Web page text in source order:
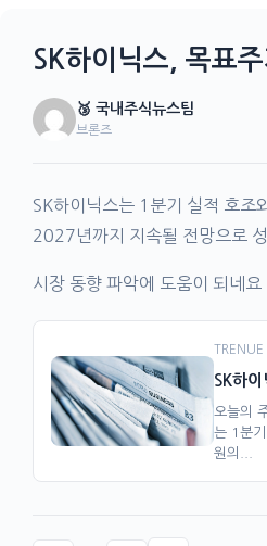
SK하이닉스, 목표
🥉 국내주식뉴스팀
브론즈
SK하이닉스는 1분기 실적 호조
2027년까지 지속될 전망으로
시장 동향 파악에 도움이 되네요
TRENUE
SK하
오늘의
는 1분
원의...